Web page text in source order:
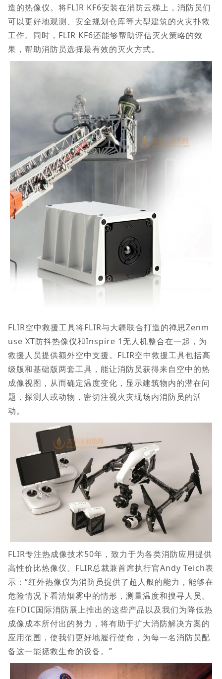
造的热像仪。将FLIR KF6安装在消防云梯上，消防员们
可以更好地观测、安全规划仓库等大型建筑的火灾扑救
工作。同时，FLIR KF6还能够帮助评估灭火策略的效
果，帮助消防员选择最有效的灭火方式。
FLIR空中救援工具将FLIR与大疆联合打造的禅思Zenm
use XT防抖热像仪和Inspire 1无人机整合在一起，为
救援人员提供额外空中支援。FLIR空中救援工具包括高
级版和基础版两套工具，能让消防员获得来自空中的热
成像视图，从而确定温度变化，显示建筑物内的潜在问
题，探测人或动物，密切注视火灾现场内消防员的活
动。
FLIR专注热成像技术50年，致力于为各类消防应用提供
高性价比热像仪。FLIR总裁兼首席执行官Andy Teich表
示：“红外热像仪为消防员提供了超人般的能力，能够在
危险情况下看清烟雾中的情形，测量温度和搜寻人员。
在FDIC国际消防展上推出的这些产品以及我们为降低热
成像成本所付出的努力，将有助于扩大消防解决方案的
应用范围，使我们更好地履行使命，为每一名消防员配
备这一能拯救生命的设备。”